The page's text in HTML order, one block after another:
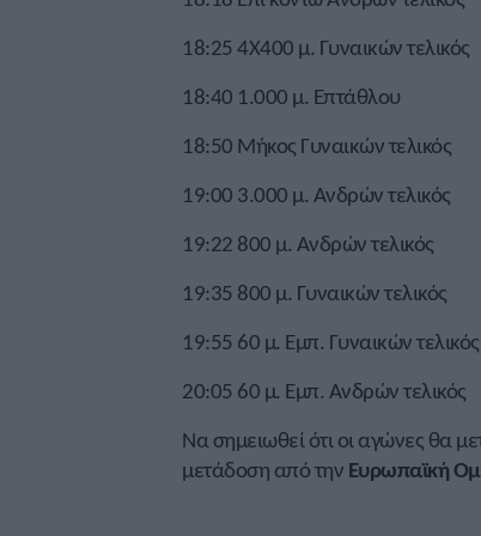
18:25 4Χ400 μ. Γυναικών τελικός
18:40 1.000 μ. Επτάθλου
18:50 Μήκος Γυναικών τελικός
19:00 3.000 μ. Ανδρών τελικός
19:22 800 μ. Ανδρών τελικός
19:35 800 μ. Γυναικών τελικός
19:55 60 μ. Εμπ. Γυναικών τελικός
20:05 60 μ. Εμπ. Ανδρών τελικός
Να σημειωθεί ότι οι αγώνες θα
μετάδοση από την Ευρωπαϊκή